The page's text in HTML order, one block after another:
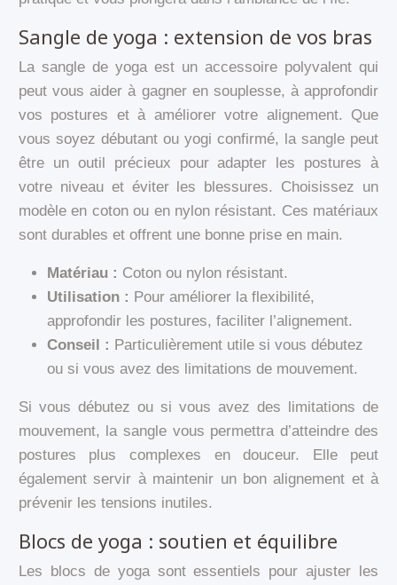
Sangle de yoga : extension de vos bras
La sangle de yoga est un accessoire polyvalent qui
peut vous aider à gagner en souplesse, à approfondir
vos postures et à améliorer votre alignement. Que
vous soyez débutant ou yogi confirmé, la sangle peut
être un outil précieux pour adapter les postures à
votre niveau et éviter les blessures. Choisissez un
modèle en coton ou en nylon résistant. Ces matériaux
sont durables et offrent une bonne prise en main.
Matériau : Coton ou nylon résistant.
Utilisation : Pour améliorer la flexibilité,
approfondir les postures, faciliter l’alignement.
Conseil : Particulièrement utile si vous débutez
ou si vous avez des limitations de mouvement.
Si vous débutez ou si vous avez des limitations de
mouvement, la sangle vous permettra d’atteindre des
postures plus complexes en douceur. Elle peut
également servir à maintenir un bon alignement et à
prévenir les tensions inutiles.
Blocs de yoga : soutien et équilibre
Les blocs de yoga sont essentiels pour ajuster les